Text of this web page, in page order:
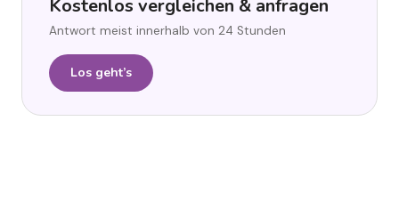
Kostenlos vergleichen & anfragen
Antwort meist innerhalb von 24 Stunden
Los geht’s